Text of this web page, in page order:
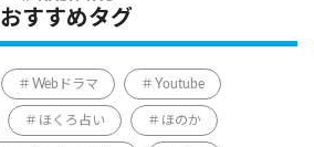
おすすめタグ
Webドラマ Youtube
ほくろ占い ほのか